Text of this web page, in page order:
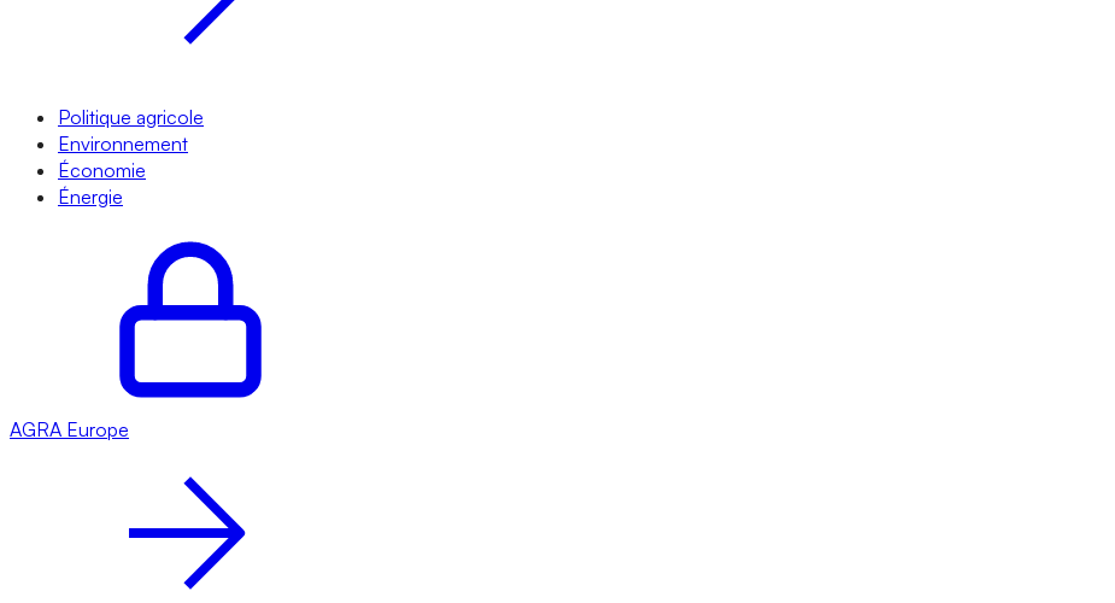
Politique agricole
Environnement
Économie
Énergie
AGRA Europe